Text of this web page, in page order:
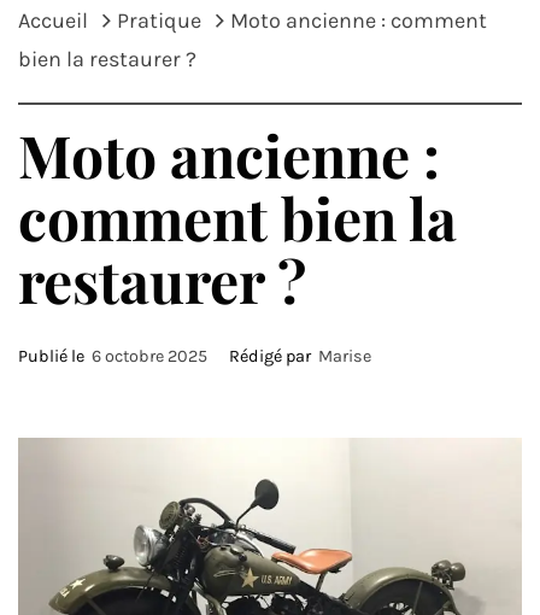
Accueil Pratique
Moto ancienne : comment
bien la restaurer ?
Moto ancienne :
comment bien la
restaurer ?
Publié le 6 octobre 2025 Rédigé par Marise